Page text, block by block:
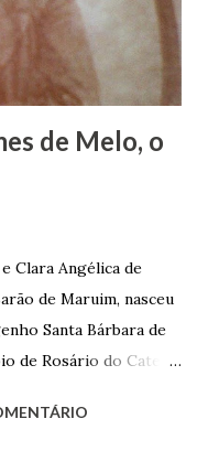
incontáveis vezes
seu horário normal em
de Melo, o
Clara Angélica de
de Maruim, nasceu
Santa Bárbara de
de Rosário do Catete.
acabou com o